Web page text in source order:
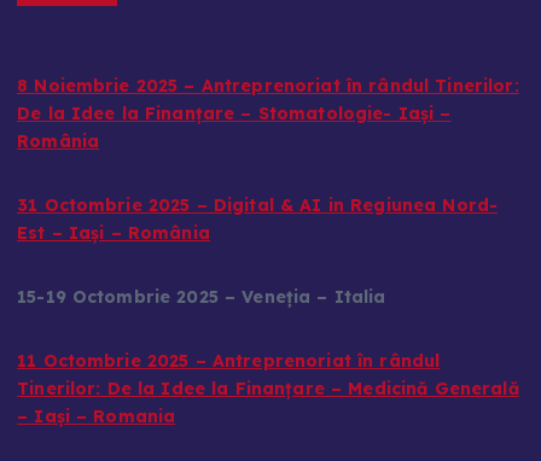
8 Noiembrie 2025 – Antreprenoriat în rândul Tinerilor:
De la Idee la Finanțare – Stomatologie- Iași –
România
31 Octombrie 2025 – Digital & AI in Regiunea Nord-
Est – Iași – România
15-19 Octombrie 2025 – Veneția – Italia
11 Octombrie 2025 – Antreprenoriat în rândul
Tinerilor: De la Idee la Finanțare – Medicină Generală
– Iași – Romania